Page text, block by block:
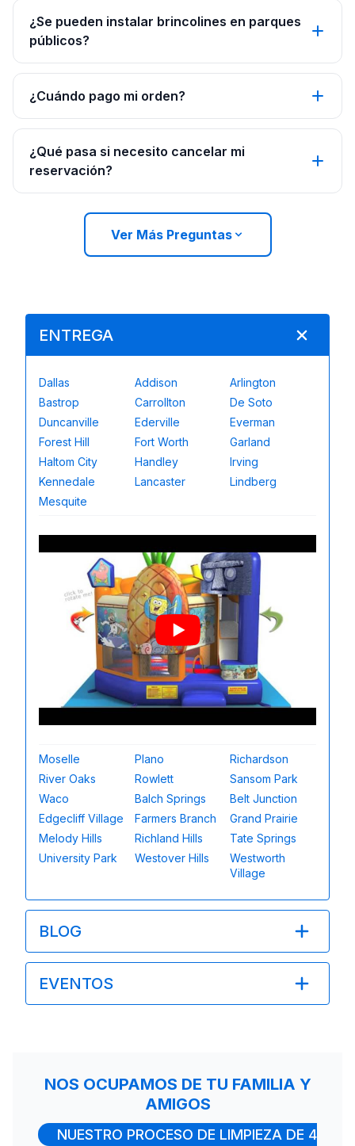
¿Se pueden instalar brincolines en parques
públicos?
¿Cuándo pago mi orden?
¿Qué pasa si necesito cancelar mi
reservación?
Ver Más Preguntas
ENTREGA
Dallas Addison
Arlington
Bastrop
Carrollton
De Soto
Duncanville
Ederville
Everman
Forest Hill
Fort Worth
Garland
Haltom City
Handley
Irving
Kennedale
Lancaster
Lindberg
Mesquite
Moselle Plano
Richardson
River Oaks
Rowlett
Sansom Park
Waco
Balch Springs
Belt Junction
Edgecliff Village
Farmers Branch
Grand Prairie
Melody Hills
Richland Hills
Tate Springs
University Park
Westover Hills
Westworth
Village
BLOG
EVENTOS
NOS OCUPAMOS DE TU FAMILIA Y
AMIGOS
NUESTRO PROCESO DE LIMPIEZA DE 4